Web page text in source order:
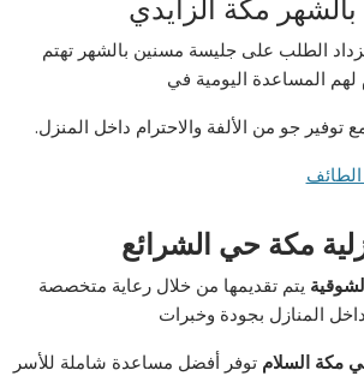
مكة الزايدي
الطلب على جليسة مسنين بالشهر تهتم
لهم المساعدة اليومية في
توفير جو من الألفة والاحترام داخل المنزل.
مكة حي الشرائع
يتم تقديمها من خلال رعاية متخصصة
المنازل بجودة وخبرات
مكة السلام توفر أفضل مساعدة شاملة للأسر